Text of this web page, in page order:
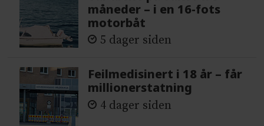
måneder – i en 16-fots
motorbåt
5 dager siden
Feilmedisinert i 18 år – får
millionerstatning
4 dager siden